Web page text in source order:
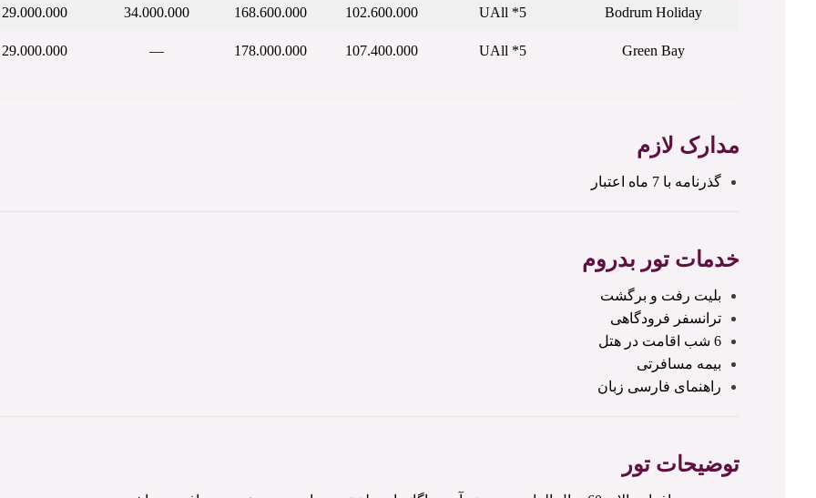
Bodrum Holiday
5* UAll
102.600.000
168.600.000
34.000.000
29.000.000
Green Bay
5* UAll
107.400.000
178.000.000
—
29.000.000
مدارک لازم
گذرنامه با 7 ماه اعتبار
خدمات تور بدروم
بلیت رفت و برگشت
ترانسفر فرودگاهی
6 شب اقامت در هتل
بیمه مسافرتی
راهنمای فارسی زبان
توضیحات تور